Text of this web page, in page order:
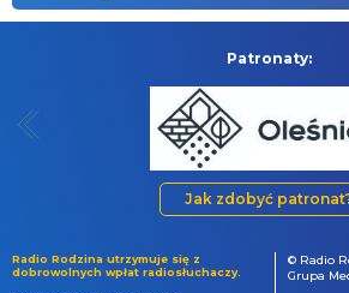
Patronaty:
Jak zdobyć
Radio Rodzina utrzymuje się z
dobrowolnych wpłat radiosłuchaczy.
© Radio
Grupa